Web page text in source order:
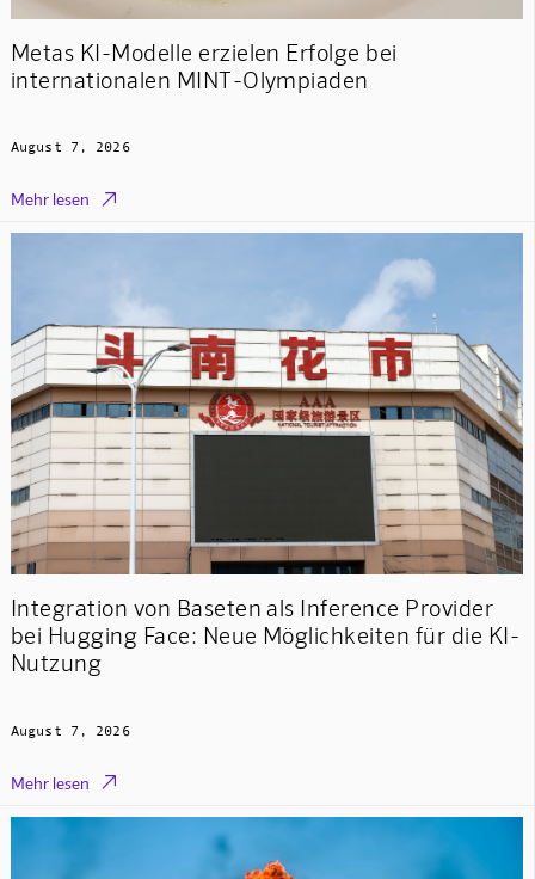
Metas KI-Modelle erzielen Erfolge bei
internationalen MINT-Olympiaden
August 7, 2026
Mehr lesen 
Integration von Baseten als Inference Provider
bei Hugging Face: Neue Möglichkeiten für die KI-
Nutzung
August 7, 2026
Mehr lesen 